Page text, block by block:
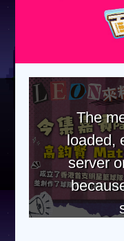
The
loaded,
server